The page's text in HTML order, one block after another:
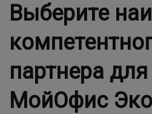
Выберите
партнера
МойОфис